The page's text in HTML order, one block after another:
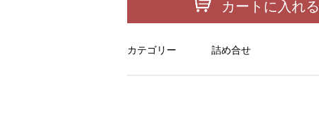
カートに入れる
カテゴリー 詰め合せ